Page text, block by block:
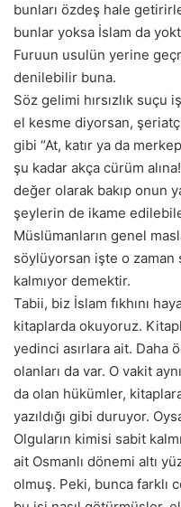
bunları özdeş hale
bunlar yoksa İslam da
Furuun usulün yerine
denilebilir buna.
Söz gelimi hırsızlık
el kesme diyorsan,
gibi “At, katır ya da
şu kadar akça cürüm
değer olarak bakıp onun
şeylerin de ikame
Müslümanların genel
söylüyorsan işte o
kalmıyor demektir.
Tabii, biz İslam fıkhını
kitaplarda okuyoruz.
yedinci asırlara ait. Daha
olanları da var. O vakit
da olan hükümler,
yazıldığı gibi duruyor.
Olguların kimisi sabit
ait Osmanlı dönemi altı
olmuş. Peki, bunca farklı